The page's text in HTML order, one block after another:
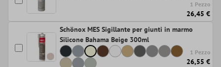
1 Pezzo
26,45 €
Schönox MES Sigillante per giunti in marmo
Silicone Bahama Beige 300ml
1 Pezzo
26,55 €